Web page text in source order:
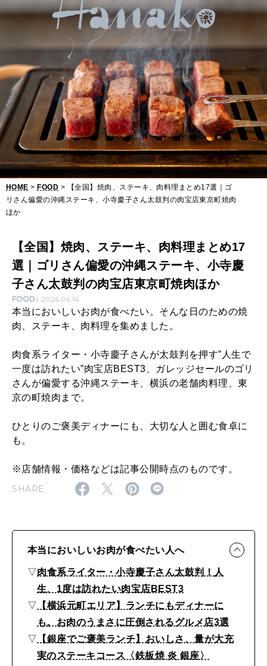
【
全
国
】
焼
肉
、
ス
テ
ー
肉
料
理
ま
め
選
｜
偏
HOME >FOOD > 【全国】焼肉、ステーキ、肉料理まとめ17選｜ゴ
リさん偏愛の沖縄ステーキ、小寺慶子さん太鼓判の肉宝店東京町焼肉
ほか
【全国】焼肉、ステーキ、肉料理まとめ17
選｜ゴリさん偏愛の沖縄ステーキ、小寺慶
子さん太鼓判の肉宝店東京町焼肉ほか
FOOD 2026.06.14
本当においしいお肉が食べたい。そんな日のための焼
肉、ステーキ、肉料理を集めました。
肉食系ライター・小寺慶子さんが太鼓判を押す”人生で
一度は訪れたい”肉宝店BEST3、ガレッジセールのゴリ
さんが偏愛する沖縄ステーキ、横浜の老舗肉料理、東
京の町焼肉まで。
ひとりのご褒美ディナーにも、大切な人と囲む食卓に
も。
※店舗情報・価格などは記事公開時点のものです。
SHARE
本当においしいお肉が食べたい人へ
▽肉食系ライター・小寺慶子さん太鼓判！人
生、1度は訪れたい肉宝店BEST3
▽ 【横浜元町エリア】ランチにもディナーに
も。お肉のうまさに圧倒されるグルメ店3選
▽ 【銀座でご褒美ランチ】おいしさ、量が大充
実のステーキコース〈鉄板焼 炎 銀座〉